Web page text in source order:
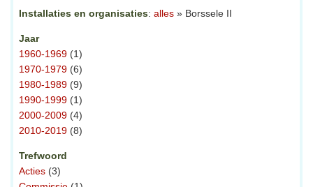
Installaties en organisaties: alles » Borssele II
Jaar
1960-1969 (1)
1970-1979 (6)
1980-1989 (9)
1990-1999 (1)
2000-2009 (4)
2010-2019 (8)
Trefwoord
Acties (3)